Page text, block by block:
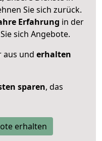
Sie sich zurück.
Erfahrung in der
sich Angebote.
aus und erhalten
sparen, das
erhalten